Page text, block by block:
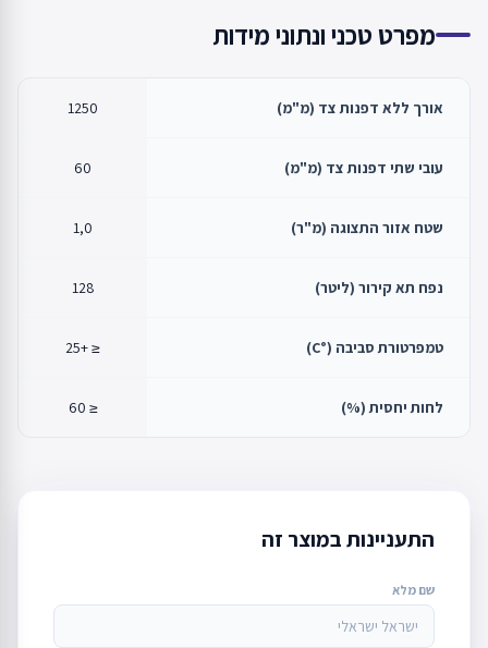
מפרט טכני ונתוני מידות
אורך ללא דפנות צד (מ"מ) 1250
עובי שתי דפנות צד (מ"מ) 60
שטח אזור התצוגה (מ"ר) 1,0
נפח תא קירור (ליטר) 128
טמפרטורת סביבה (°C) ≤ +25
לחות יחסית (%) ≤ 60
התעניינות במוצר זה
שם מלא